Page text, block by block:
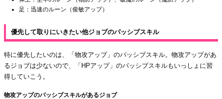
足：迅速のルーン（俊敏アップ）
優先して取りにいきたい他ジョブのパッシブスキル
特に優先したいのは、「物攻アップ」のパッシブスキル。物攻アップがあ
るジョブは少ないので、「HPアップ」のパッシブスキルもいっしょに習
得していこう。
物攻アップのパッシブスキルがあるジョブ